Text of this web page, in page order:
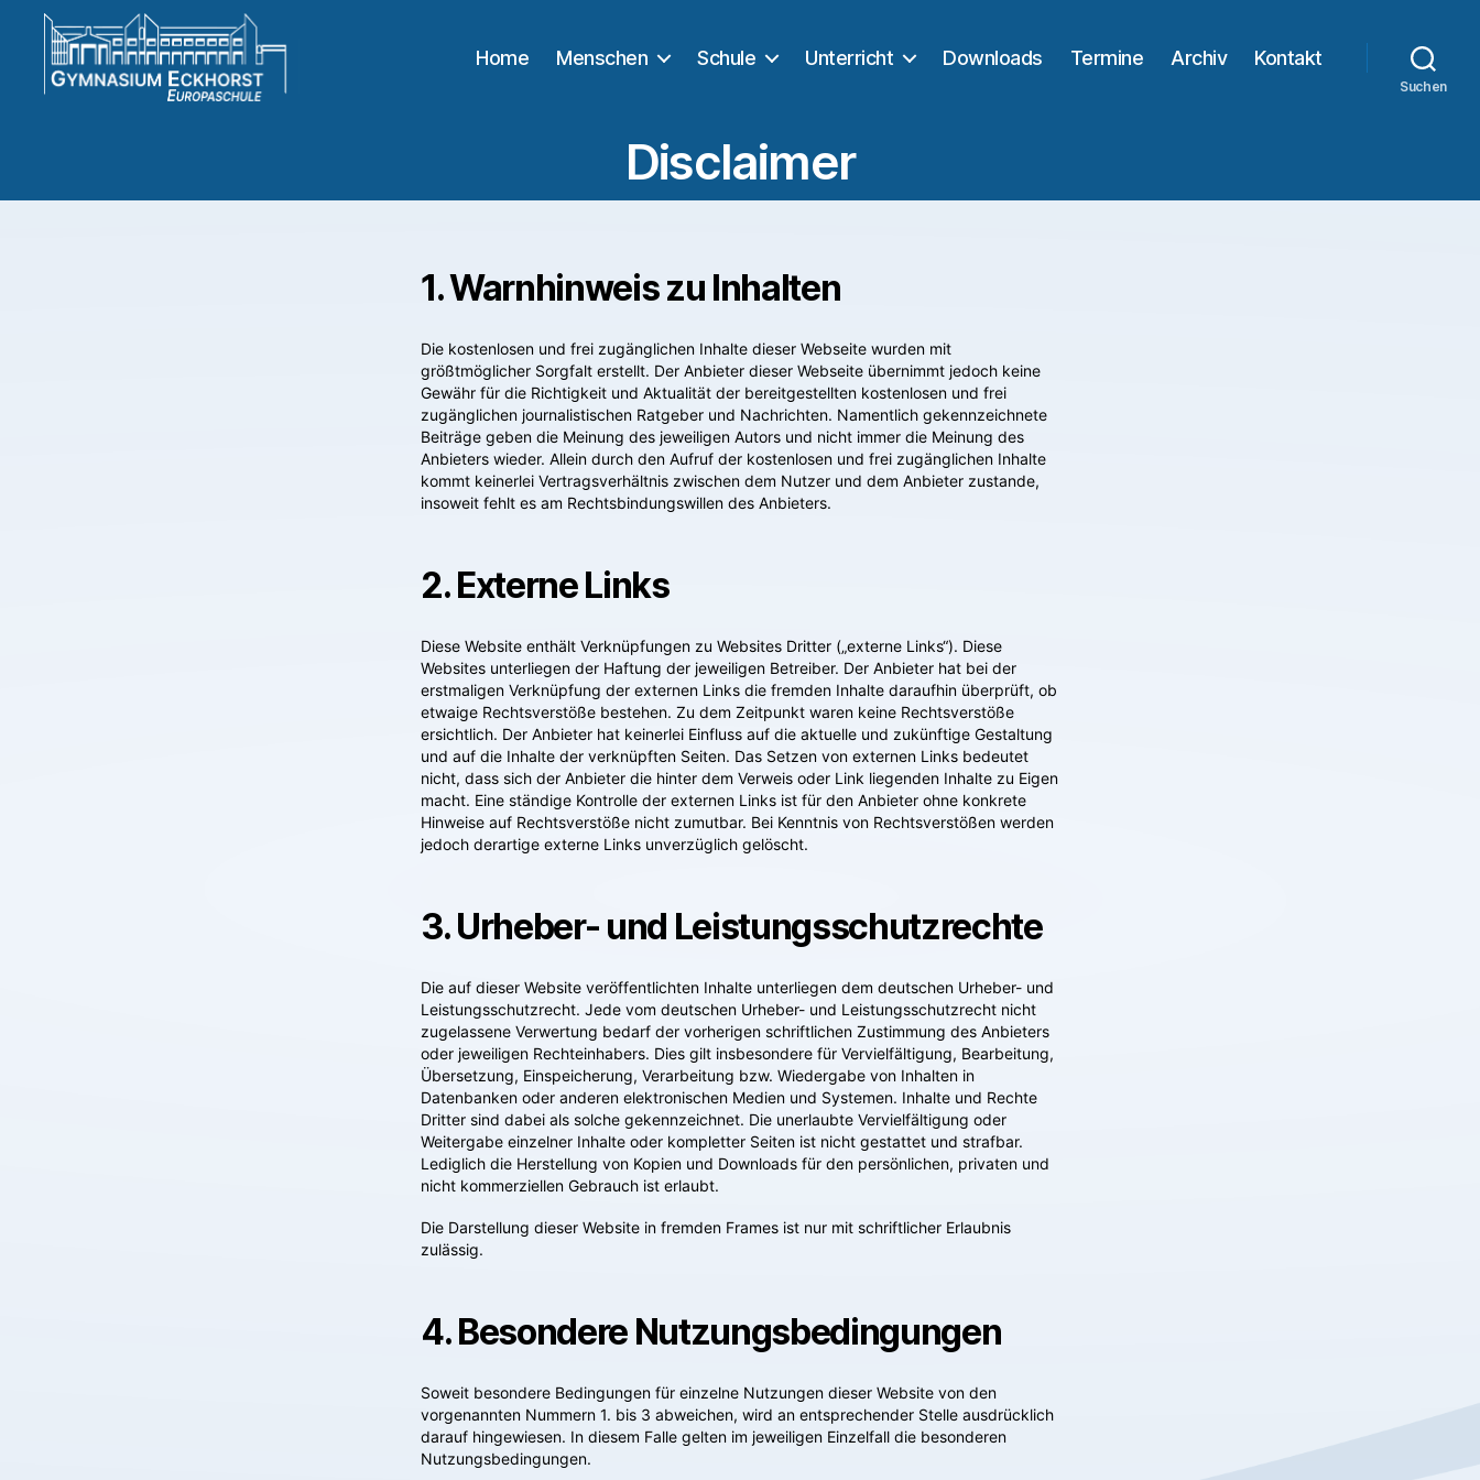
Home Menschen Schule Unterricht Downloads Termine Archiv Kontakt
Suchen
Disclaimer
1. Warnhinweis zu Inhalten
Die kostenlosen und frei zugänglichen Inhalte dieser Webseite wurden mit
größtmöglicher Sorgfalt erstellt. Der Anbieter dieser Webseite übernimmt jedoch keine
Gewähr für die Richtigkeit und Aktualität der bereitgestellten kostenlosen und frei
zugänglichen journalistischen Ratgeber und Nachrichten. Namentlich gekennzeichnete
Beiträge geben die Meinung des jeweiligen Autors und nicht immer die Meinung des
Anbieters wieder. Allein durch den Aufruf der kostenlosen und frei zugänglichen Inhalte
kommt keinerlei Vertragsverhältnis zwischen dem Nutzer und dem Anbieter zustande,
insoweit fehlt es am Rechtsbindungswillen des Anbieters.
2. Externe Links
Diese Website enthält Verknüpfungen zu Websites Dritter („externe Links“). Diese
Websites unterliegen der Haftung der jeweiligen Betreiber. Der Anbieter hat bei der
erstmaligen Verknüpfung der externen Links die fremden Inhalte daraufhin überprüft, ob
etwaige Rechtsverstöße bestehen. Zu dem Zeitpunkt waren keine Rechtsverstöße
ersichtlich. Der Anbieter hat keinerlei Einfluss auf die aktuelle und zukünftige Gestaltung
und auf die Inhalte der verknüpften Seiten. Das Setzen von externen Links bedeutet
nicht, dass sich der Anbieter die hinter dem Verweis oder Link liegenden Inhalte zu Eigen
macht. Eine ständige Kontrolle der externen Links ist für den Anbieter ohne konkrete
Hinweise auf Rechtsverstöße nicht zumutbar. Bei Kenntnis von Rechtsverstößen werden
jedoch derartige externe Links unverzüglich gelöscht.
3. Urheber- und Leistungsschutzrechte
Die auf dieser Website veröffentlichten Inhalte unterliegen dem deutschen Urheber- und
Leistungsschutzrecht. Jede vom deutschen Urheber- und Leistungsschutzrecht nicht
zugelassene Verwertung bedarf der vorherigen schriftlichen Zustimmung des Anbieters
oder jeweiligen Rechteinhabers. Dies gilt insbesondere für Vervielfältigung, Bearbeitung,
Übersetzung, Einspeicherung, Verarbeitung bzw. Wiedergabe von Inhalten in
Datenbanken oder anderen elektronischen Medien und Systemen. Inhalte und Rechte
Dritter sind dabei als solche gekennzeichnet. Die unerlaubte Vervielfältigung oder
Weitergabe einzelner Inhalte oder kompletter Seiten ist nicht gestattet und strafbar.
Lediglich die Herstellung von Kopien und Downloads für den persönlichen, privaten und
nicht kommerziellen Gebrauch ist erlaubt.
Die Darstellung dieser Website in fremden Frames ist nur mit schriftlicher Erlaubnis
zulässig.
4. Besondere Nutzungsbedingungen
Soweit besondere Bedingungen für einzelne Nutzungen dieser Website von den
vorgenannten Nummern 1. bis 3 abweichen, wird an entsprechender Stelle ausdrücklich
darauf hingewiesen. In diesem Falle gelten im jeweiligen Einzelfall die besonderen
Nutzungsbedingungen.